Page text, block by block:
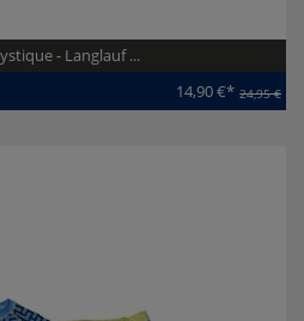
- Langlauf ...
14,90 €* 24,95 €